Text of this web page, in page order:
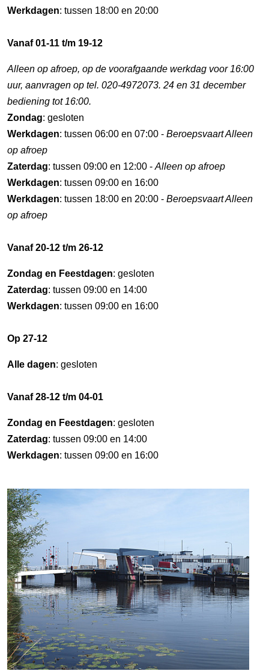
Werkdagen: tussen 18:00 en 20:00
Vanaf 01-11 t/m 19-12
Alleen op afroep, op de voorafgaande werkdag voor 16:00
uur, aanvragen op tel. 020-4972073. 24 en 31 december
bediening tot 16:00.
Zondag: gesloten
Werkdagen: tussen 06:00 en 07:00 - Beroepsvaart Alleen
op afroep
Zaterdag: tussen 09:00 en 12:00 - Alleen op afroep
Werkdagen: tussen 09:00 en 16:00
Werkdagen: tussen 18:00 en 20:00 - Beroepsvaart Alleen
op afroep
Vanaf 20-12 t/m 26-12
Zondag en Feestdagen: gesloten
Zaterdag: tussen 09:00 en 14:00
Werkdagen: tussen 09:00 en 16:00
Op 27-12
Alle dagen: gesloten
Vanaf 28-12 t/m 04-01
Zondag en Feestdagen: gesloten
Zaterdag: tussen 09:00 en 14:00
Werkdagen: tussen 09:00 en 16:00